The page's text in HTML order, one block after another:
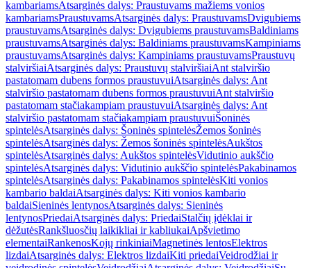
kambariamsAtsarginės dalys: Praustuvams mažiems vonios
kambariamsPraustuvamsAtsarginės dalys: PraustuvamsDvigubiems
praustuvamsAtsarginės dalys: Dvigubiems praustuvamsBaldiniams
praustuvamsAtsarginės dalys: Baldiniams praustuvamsKampiniams
praustuvamsAtsarginės dalys: Kampiniams praustuvamsPraustuvų
stalviršiaiAtsarginės dalys: Praustuvų stalviršiaiAnt stalviršio
pastatomam dubens formos praustuvuiAtsarginės dalys: Ant
stalviršio pastatomam dubens formos praustuvuiAnt stalviršio
pastatomam stačiakampiam praustuvuiAtsarginės dalys: Ant
stalviršio pastatomam stačiakampiam praustuvuiŠoninės
spintelėsAtsarginės dalys: Šoninės spintelėsŽemos šoninės
spintelėsAtsarginės dalys: Žemos šoninės spintelėsAukštos
spintelėsAtsarginės dalys: Aukštos spintelėsVidutinio aukščio
spintelėsAtsarginės dalys: Vidutinio aukščio spintelėsPakabinamos
spintelėsAtsarginės dalys: Pakabinamos spintelėsKiti vonios
kambario baldaiAtsarginės dalys: Kiti vonios kambario
baldaiSieninės lentynosAtsarginės dalys: Sieninės
lentynosPriedaiAtsarginės dalys: PriedaiStalčių įdėklai ir
dėžutėsRankšluosčių laikikliai ir kabliukaiApšvietimo
elementaiRankenosKojų rinkiniaiMagnetinės lentosElektros
lizdaiAtsarginės dalys: Elektros lizdaiKiti priedaiVeidrodžiai ir